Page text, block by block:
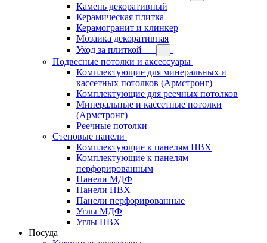
Камень декоративный
Керамическая плитка
Керамогранит и клинкер
Мозаика декоративная
Уход за плиткой
Подвесные потолки и аксессуары
Комплектующие для минеральных и
кассетных потолков (Армстронг)
Комплектующие для реечных потолков
Минеральные и кассетные потолки
(Армстронг)
Реечные потолки
Стеновые панели
Комплектующие к панелям ПВХ
Комплектующие к панелям
перфорированным
Панели МДФ
Панели ПВХ
Панели перфорированные
Углы МДФ
Углы ПВХ
Посуда